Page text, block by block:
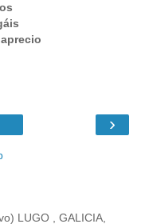
›
LUGO , GALICIA,